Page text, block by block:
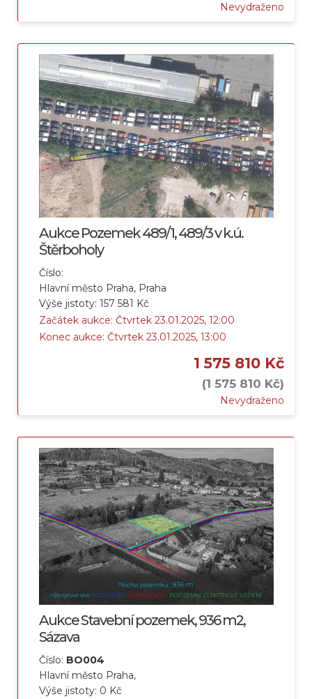
Nevydraženo
Aukce Pozemek 489/1, 489/3 v k.ú.
Štěrboholy
Číslo:
Hlavní město Praha, Praha
Výše jistoty: 157 581 Kč
Začátek aukce: Čtvrtek 23.01.2025, 12:00
Konec aukce: Čtvrtek 23.01.2025, 13:00
1 575 810 Kč
(1 575 810 Kč)
Nevydraženo
Aukce Stavební pozemek, 936 m2,
Sázava
Číslo: BO004
Hlavní město Praha,
Výše jistoty: 0 Kč